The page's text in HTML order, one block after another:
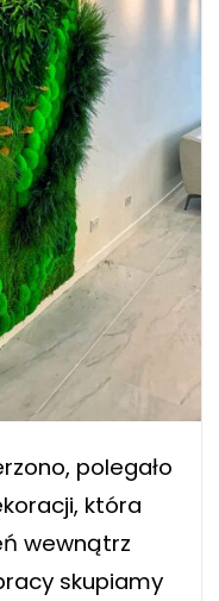
polegało
która
wewnątrz
skupiamy